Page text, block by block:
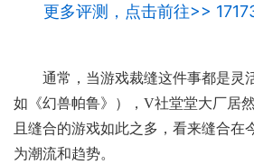
更多评测，点击前往>>
通常，当游戏裁缝这件事都是灵
如《幻兽帕鲁》），V社堂堂大厂居
且缝合的游戏如此之多，看来缝合在
为潮流和趋势。